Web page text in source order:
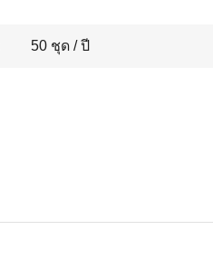
50 ชุด / ปี